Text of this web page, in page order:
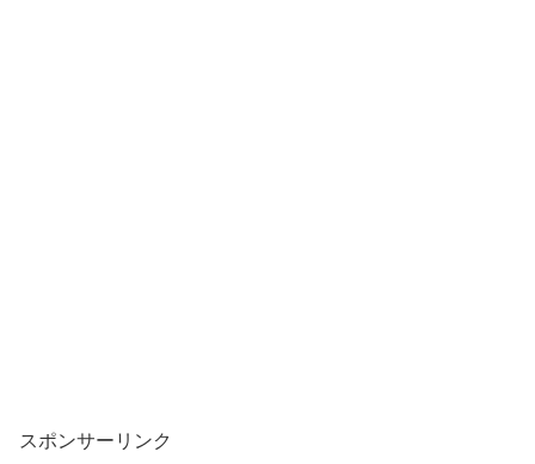
スポンサーリンク